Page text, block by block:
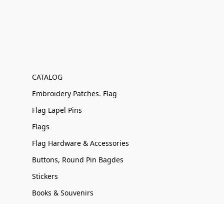
CATALOG
Embroidery Patches. Flag
Flag Lapel Pins
Flags
Flag Hardware & Accessories
Buttons, Round Pin Bagdes
Stickers
Books & Souvenirs